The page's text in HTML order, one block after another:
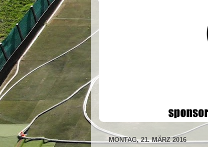
MONTAG, 21. MÄRZ 2016